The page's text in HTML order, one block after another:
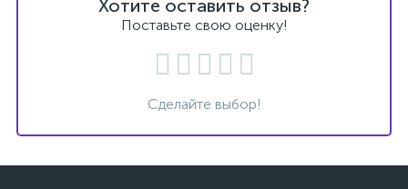
Хотите оставить отзыв?
Поставьте свою оценку!
Сделайте выбор!